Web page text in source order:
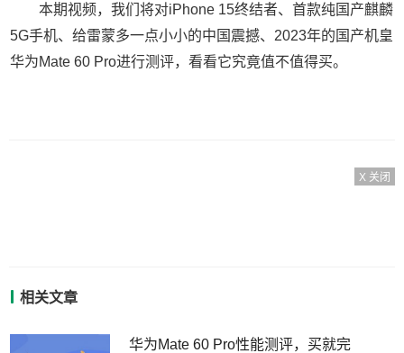
本期视频，我们将对iPhone 15终结者、首款纯国产麒麟
5G手机、给雷蒙多一点小小的中国震撼、2023年的国产机皇
华为Mate 60 Pro进行测评，看看它究竟值不值得买。
X 关闭
相关文章
华为Mate 60 Pro性能测评，买就完